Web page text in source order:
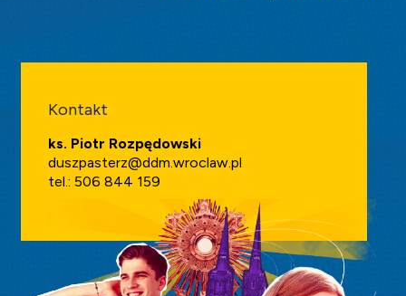
Kontakt
ks. Piotr Rozpędowski
duszpasterz@ddm.wroclaw.pl
tel.: 506 844 159